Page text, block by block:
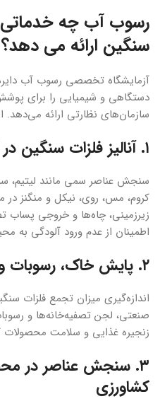
رسوب آب چه خدماتی
سنگین ارائه می دهد؟
آزمایشگاه تخصصی رسوب آب
دستگاهی و شیمیایی را برای
سازمان‌های نظارتی ارائه
۱. آنالیز فلزات سنگین در آب و پساب
سنجش عناصر سمی مانند لیتیم،
کروم، مس، روی، نیکل و منگنز در
زیرزمینی، چاه‌ها و خروجی
اطمینان از عدم ورود آلودگی به
۲. پایش خاک، رسوبات و لجن‌های صنعتی
اندازه‌گیری میزان تجمع فلزات
صنعتی، لجن تصفیه‌خانه‌ها و
زنجیره غذایی و سلامت محصولات
۳. سنجش عناصر در
کشاورزی